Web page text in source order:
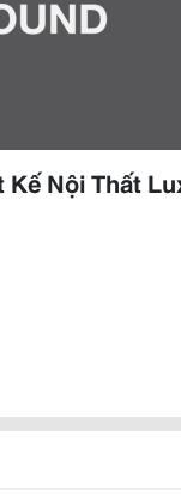
Kế Nội Thất